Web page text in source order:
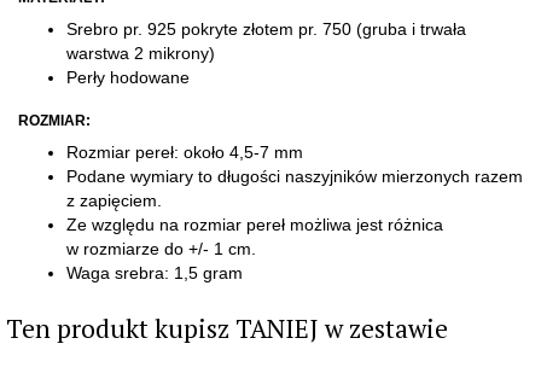
Srebro pr. 925 pokryte złotem pr. 750 (gruba i trwała
warstwa 2 mikrony)
Perły hodowane
ROZMIAR:
Rozmiar pereł: około 4,5-7 mm
Podane wymiary to długości naszyjników mierzonych razem
z zapięciem.
Ze względu na rozmiar pereł możliwa jest różnica
w rozmiarze do +/- 1 cm.
​Waga srebra: 1,5 gram
Ten produkt kupisz TANIEJ w zestawie